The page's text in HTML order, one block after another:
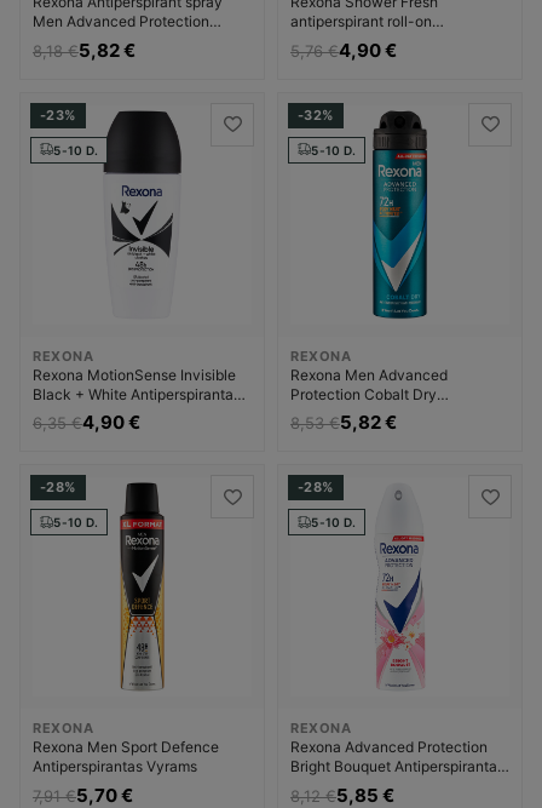
Men Advanced Protection
Invisible Dezodorantas
Dezodorantas ir
8,18 €5,82 €
antiperspirant roll-on
Dezodorantas Dezodorantas ir
antiperspirantas Moterims
5,76 €4,90 €
-23%
5-10 D.
REXONA
Rexona MotionSense Invisible
Black + White Antiperspirantas
Moterims
6,35 €4,90 €
-32%
5-10 D.
REXONA
Rexona Men Advanced
Protection Cobalt Dry
Antiperspirant - Antiperspirant
ve spreji Dezodorantas
antiperspirantas Vyrams
8,53 €5,82 €
-28%
5-10 D.
REXONA
Rexona Men Sport Defence
Antiperspirantas Vyrams
7,91 €5,70 €
-28%
5-10 D.
REXONA
Rexona Advanced Protection
Bright Bouquet Antiperspirantas
Moterims
8,12 €5,85 €